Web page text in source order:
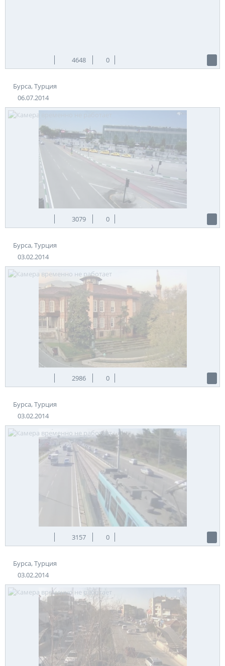
4648 0
Бурса, Турция
06.07.2014
3079 0
Бурса, Турция
03.02.2014
2986 0
Бурса, Турция
03.02.2014
3157 0
Бурса, Турция
03.02.2014